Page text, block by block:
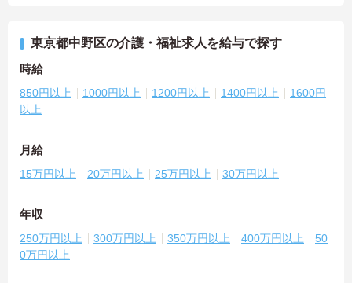
東京都中野区の介護・福祉求人を給与で探す
時給
850円以上 1000円以上 1200円以上 1400円以上
1600円
以上
月給
15万円以上 20万円以上 25万円以上 30万円以上
年収
250万円以上 300万円以上 350万円以上 400万円以上
50
0万円以上